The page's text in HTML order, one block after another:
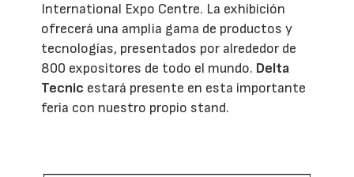
International Expo Centre. La exhibición
ofrecerá una amplia gama de productos y
tecnologías, presentados por alrededor de
800 expositores de todo el mundo. Delta
Tecnic estará presente en esta importante
feria con nuestro propio stand.